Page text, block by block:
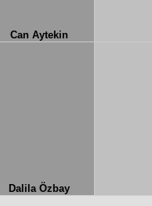
Can Aytekin
Dalila Özbay